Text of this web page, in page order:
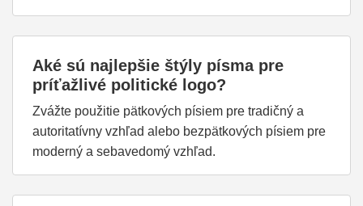
Aké sú najlepšie štýly písma pre
príťažlivé politické logo?
Zvážte použitie pätkových písiem pre tradičný a
autoritatívny vzhľad alebo bezpätkových písiem pre
moderný a sebavedomý vzhľad.